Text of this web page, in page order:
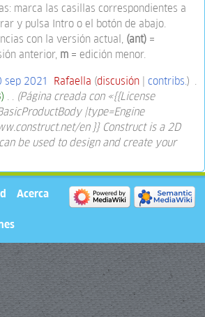
marca las casillas correspondientes a
y pulsa Intro o el botón de abajo.
con la versión actual, (ant)=
anterior, m= edición menor.
sep 2021 Rafaella discusión contribs.
Página creada con «{{License
|type=Engine
en }} Construct is a 2D
be used to design and create your
Acerca